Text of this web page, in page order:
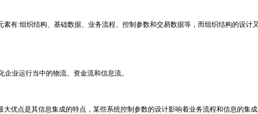
素有:组织结构、基础数据、业务流程、控制参数和交易数据等，而组织结构的设计
业运行当中的物流、资金流和信息流。
大优点是其信息集成的特点，某些系统控制参数的设计影响着业务流程和信息的集